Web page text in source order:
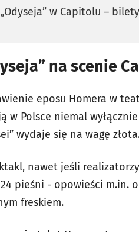
„Odyseja” w Capitolu – bilety
na scenie
eposu Homera w
w Polsce niemal
wydaje się na wagę
nawet jeśli
pieśni - opowieści m.in.
freskiem.